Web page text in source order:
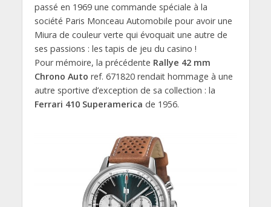
passé en 1969 une commande spéciale à la
société Paris Monceau Automobile pour avoir une
Miura de couleur verte qui évoquait une autre de
ses passions : les tapis de jeu du casino !
Pour mémoire, la précédente Rallye 42 mm
Chrono Auto ref. 671820 rendait hommage à une
autre sportive d’exception de sa collection : la
Ferrari 410 Superamerica de 1956.